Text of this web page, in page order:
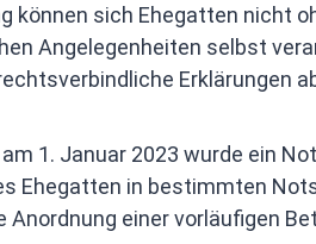
können sich Ehe­gatten nicht
Angelegenheiten selbst
Erklärungen
1. Januar 2023 wurde ein
Ehegatten in bestimmten
Anordnung einer vorläufigen